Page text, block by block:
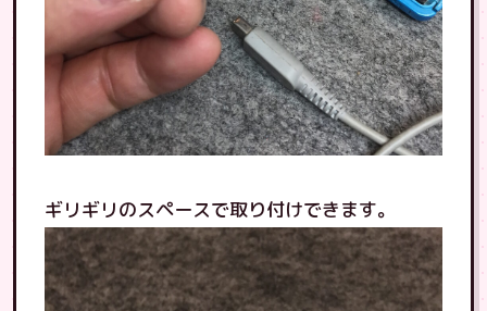
ギリギリのスペースで取り付けできます。